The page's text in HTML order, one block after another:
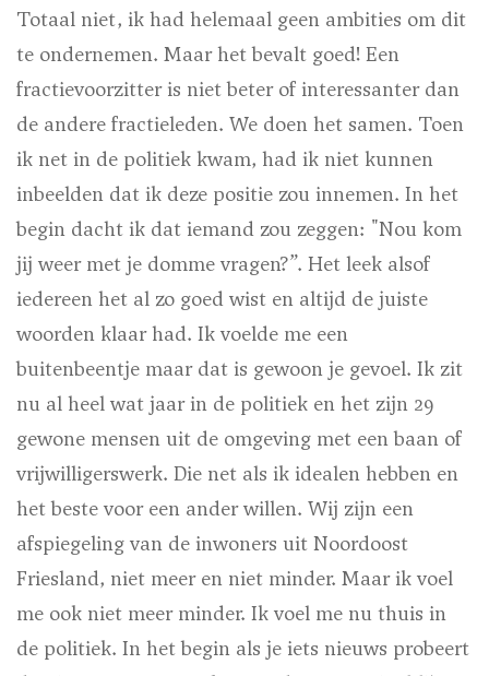
Totaal niet, ik had helemaal geen ambities om dit
te ondernemen. Maar het bevalt goed! Een
fractievoorzitter is niet beter of interessanter dan
de andere fractieleden. We doen het samen. Toen
ik net in de politiek kwam, had ik niet kunnen
inbeelden dat ik deze positie zou innemen. In het
begin dacht ik dat iemand zou zeggen: "Nou kom
jij weer met je domme vragen?”. Het leek alsof
iedereen het al zo goed wist en altijd de juiste
woorden klaar had. Ik voelde me een
buitenbeentje maar dat is gewoon je gevoel. Ik zit
nu al heel wat jaar in de politiek en het zijn 29
gewone mensen uit de omgeving met een baan of
vrijwilligerswerk. Die net als ik idealen hebben en
het beste voor een ander willen. Wij zijn een
afspiegeling van de inwoners uit Noordoost
Friesland, niet meer en niet minder. Maar ik voel
me ook niet meer minder. Ik voel me nu thuis in
de politiek. In het begin als je iets nieuws probeert